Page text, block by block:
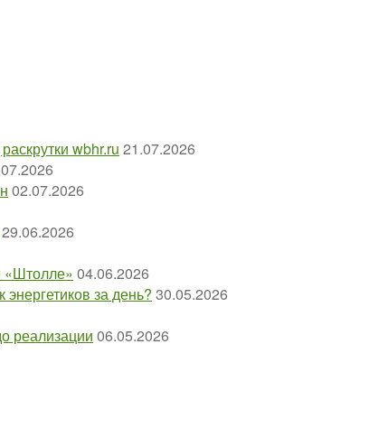
wbhr.ru 21.07.2026
02.07.2026
29.06.2026
«Штолле» 04.06.2026
за день? 30.05.2026
реализации 06.05.2026